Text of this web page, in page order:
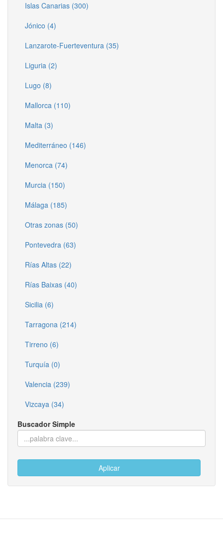
Islas Canarias (300)
Jónico (4)
Lanzarote-Fuerteventura (35)
Liguria (2)
Lugo (8)
Mallorca (110)
Malta (3)
Mediterráneo (146)
Menorca (74)
Murcia (150)
Málaga (185)
Otras zonas (50)
Pontevedra (63)
Rías Altas (22)
Rías Baixas (40)
Sicilia (6)
Tarragona (214)
Tirreno (6)
Turquía (0)
Valencia (239)
Vizcaya (34)
Buscador Simple
Aplicar